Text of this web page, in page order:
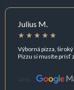
Julius M.
Výborná pizza, široký
Pizzu si musíte prísť
Zdroj: